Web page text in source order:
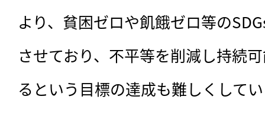
より、貧困ゼロや飢餓ゼロ等の
させており、不平等を削減し持続
るという目標の達成も難しくして